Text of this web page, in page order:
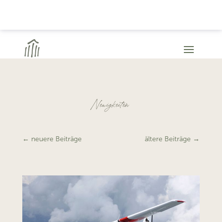
Neuigkeiten
← neuere Beiträge ältere Beiträge →